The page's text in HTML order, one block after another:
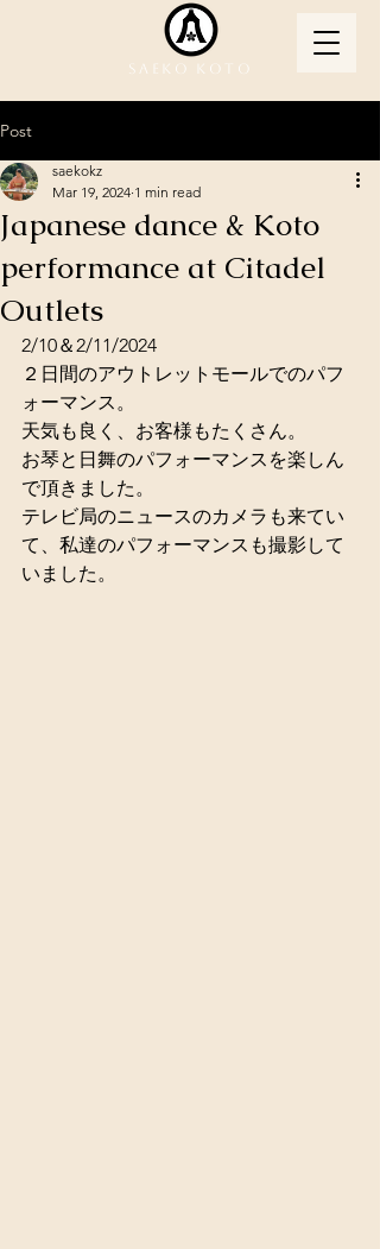
Saeko Koto
Post
Japanese dance & Koto
performance at Citadel
Outlets
saekokz
Mar 19, 2024 1 min read
2/10＆2/11/2024
２日間のアウトレットモールでのパフ
ォーマンス。
天気も良く、お客様もたくさん。
お琴と日舞のパフォーマンスを楽しん
で頂きました。
テレビ局のニュースのカメラも来てい
て、私達のパフォーマンスも撮影して
いました。